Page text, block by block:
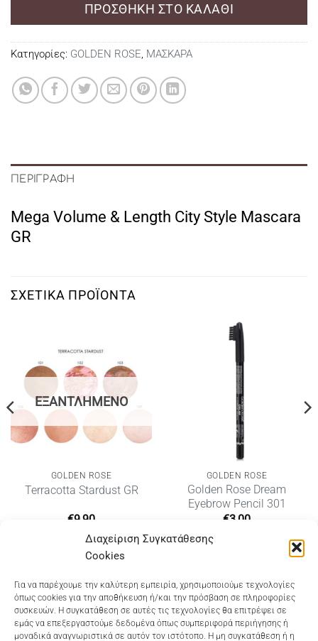
Διαχείριση Συγκατάθεσης
Cookies
Για να παρέχουμε την καλύτερη εμπειρία, χρησιμοποιούμε τεχνολογίες
όπως cookies για την αποθήκευση ή/και την πρόσβαση σε πληροφορίες
συσκευών. Η συγκατάθεση σε αυτές τις τεχνολογίες θα επιτρέψει σε
εμάς να επεξεργαστούμε δεδομένα όπως συμπεριφορά περιήγησης ή
μοναδικά αναγνωριστικά σε αυτόν τον ιστότοπο. Η μη συγκατάθεση ή η
ΠΡΟΣΘΉΚΗ ΣΤΟ ΚΑΛΆΘΙ
Κατηγορίες: GOLDEN ROSE, ΜΑΣΚΑΡΑ
ΠΕΡΙΓΡΑΦΉ
Mega Volume & Length City Style Mascara
GR
ΣΧΕΤΙΚΆ ΠΡΟΪΌΝΤΑ
ΕΞΑΝΤΛΗΜΈΝΟ
GOLDEN ROSE
Terracotta Stardust GR
€9,90
GOLDEN ROSE
Golden Rose Dream
Eyebrow Pencil 301
€3,00
Dioni Hair Care, Ζυμβρακάκηδων 33, τηλ 28210
91906
Dioni Hair Spa, Κ. Σφακιανάκη 5, τηλ 28210 94712